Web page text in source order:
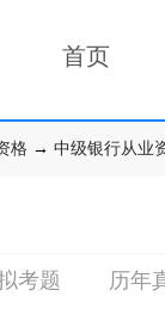
首页
格 → 中级银行从业
考题 历年